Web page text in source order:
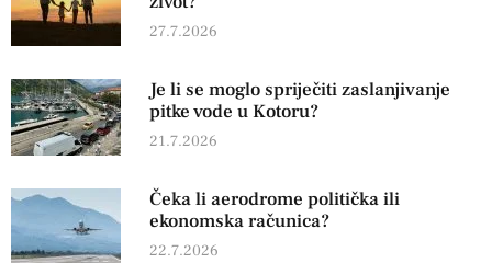
27.7.2026
Je li se moglo spriječiti zaslanjivanje
pitke vode u Kotoru?
21.7.2026
Čeka li aerodrome politička ili
ekonomska računica?
22.7.2026